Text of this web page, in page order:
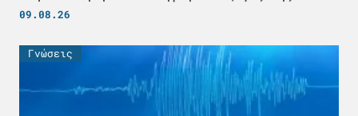
09.08.26
Γνώσεις